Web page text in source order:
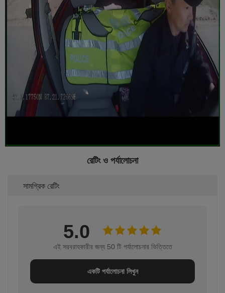
রেটিং ও পর্যালোচনা
সামগ্রিক রেটিং
5.0
এই সরবরাহকারীর জন্য 50 টি পর্যালোচনার ভিত্তিতে
একটি পর্যালোচনা লিখুন